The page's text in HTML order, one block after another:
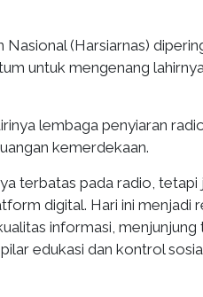
Nasional (Harsiarnas)
untuk mengenang
lembaga penyiaran
kemerdekaan.
terbatas pada radio, tetapi
digital. Hari ini menjadi
informasi, menjunjung
edukasi dan kontrol